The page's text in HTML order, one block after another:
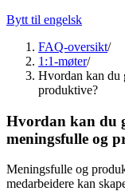
Bytt til engelsk
FAQ-oversikt/
1:1-møter/
Hvordan kan du
produktive?
Hvordan kan du
meningsfulle og
Meningsfulle og
medarbeidere kan